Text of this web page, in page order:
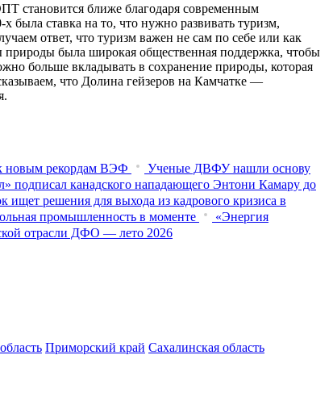
становится ближе благодаря современным
была ставка на то, что нужно развивать туризм,
ответ, что туризм важен не сам по себе или как
природы была широкая общественная поддержка, чтобы
больше вкладывать в сохранение природы, которая
что Долина гейзеров на Камчатке —
новым рекордам ВЭФ
Ученые ДВФУ нашли основу
подписал канадского нападающего Энтони Камару до
ищет решения для выхода из кадрового кризиса в
промышленность в моменте
«Энергия
отрасли ДФО — лето 2026
Приморский край Сахалинская область